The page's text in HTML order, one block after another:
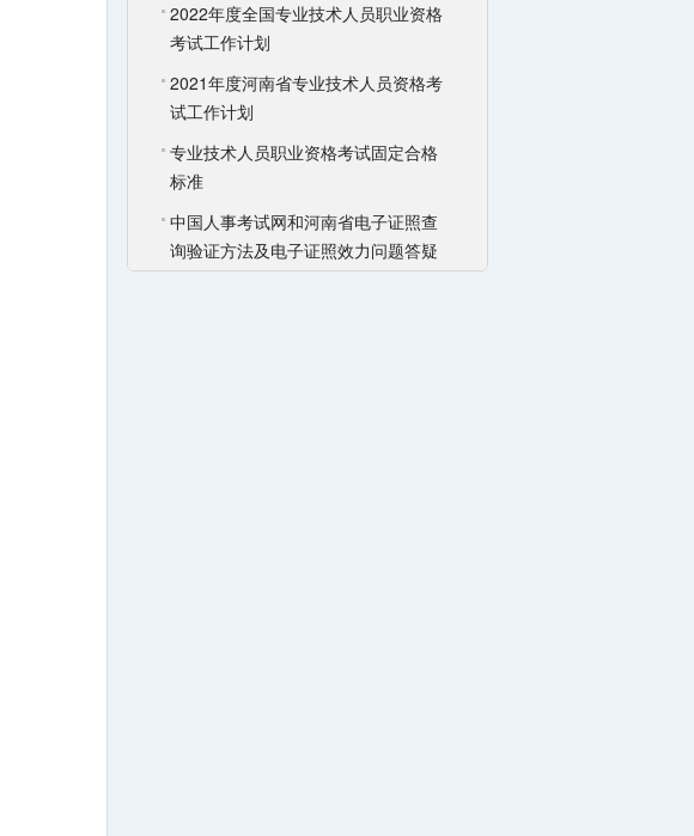
2022年度全国专业技术人员职业资格
考试工作计划
2021年度河南省专业技术人员资格考
试工作计划
专业技术人员职业资格考试固定合格
标准
中国人事考试网和河南省电子证照查
询验证方法及电子证照效力问题答疑